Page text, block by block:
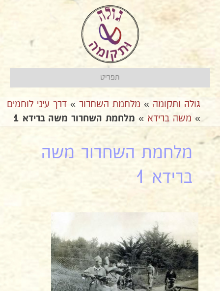
תפריט
גולה ותקומה » מלחמת השחרור » דרך עיני לוחמים
» משה ברידא » מלחמת השחרור משה ברידא 1
מלחמת השחרור משה
ברידא 1